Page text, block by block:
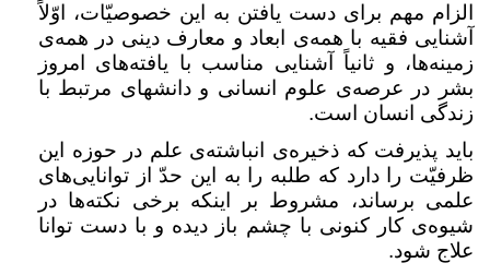
الزام مهم برای دست یافتن به این خصوصیّات، اوّلاً
آشنایی فقیه با همه‌ی ابعاد و معارف دینی در همه‌ی
زمینه‌ها، و ثانیاً آشنایی مناسب با یافته‌های امروز
بشر در عرصه‌ی علوم انسانی و دانشهای مرتبط با
زندگی انسان است.
باید پذیرفت که ذخیره‌ی انباشته‌ی علم در حوزه این
ظرفیّت را دارد که طلبه را به این حدّ از توانایی‌های
علمی برساند، مشروط بر اینکه برخی نکته‌ها در
شیوه‌ی کار کنونی با چشم باز دیده و با دست توانا
علاج شود.